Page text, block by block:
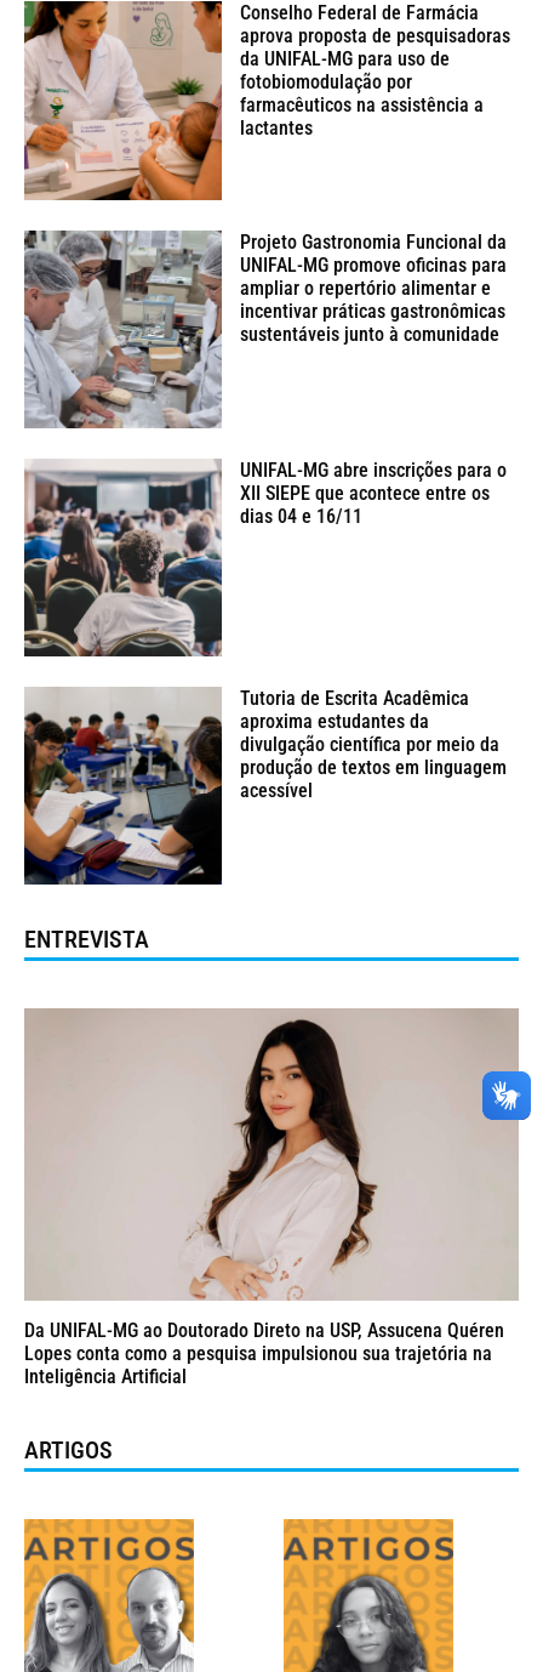
Conselho Federal de Farmácia
aprova proposta de pesquisadoras
da UNIFAL-MG para uso de
fotobiomodulação por
farmacêuticos na assistência a
lactantes
Projeto Gastronomia Funcional da
UNIFAL-MG promove oficinas para
ampliar o repertório alimentar e
incentivar práticas gastronômicas
sustentáveis junto à comunidade
UNIFAL-MG abre inscrições para o
XII SIEPE que acontece entre os
dias 04 e 16/11
Tutoria de Escrita Acadêmica
aproxima estudantes da
divulgação científica por meio da
produção de textos em linguagem
acessível
ENTREVISTA
Da UNIFAL-MG ao Doutorado Direto na USP, Assucena Quéren
Lopes conta como a pesquisa impulsionou sua trajetória na
Inteligência Artificial
ARTIGOS